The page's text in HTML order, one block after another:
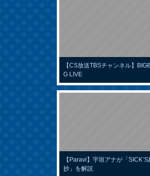
【CS放送TBSチャンネル】
G LIVE
【Paravi】宇垣アナが「SICK’S
抄」を解説